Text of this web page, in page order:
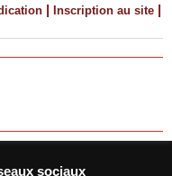
| Inscription au site |
sociaux